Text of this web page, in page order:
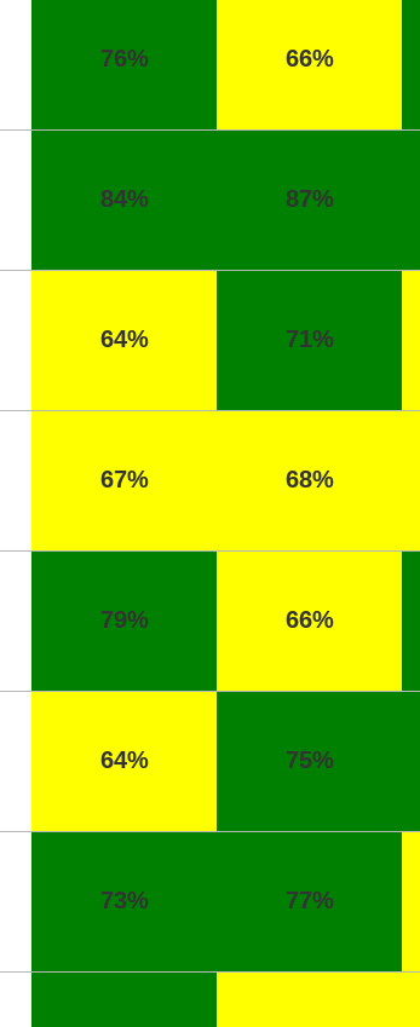
76% 66%
84% 87%
64% 71%
67% 68%
79% 66%
64% 75%
73% 77%